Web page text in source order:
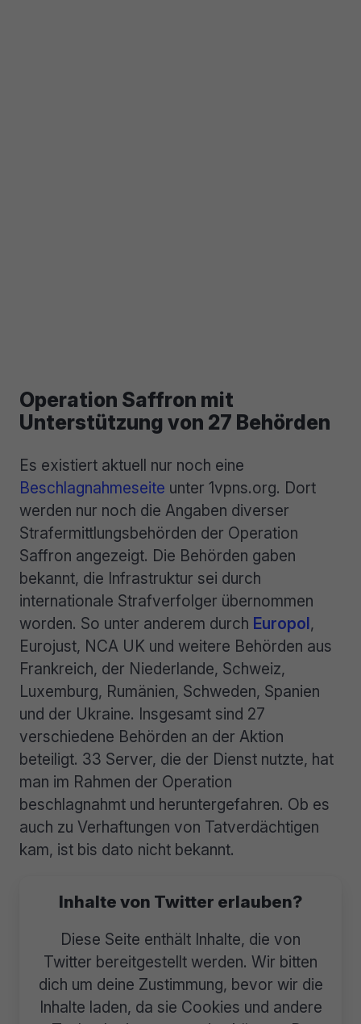
Operation Saffron mit
Unterstützung von 27 Behörden
Es existiert aktuell nur noch eine
Beschlagnahmeseite unter 1vpns.org. Dort
werden nur noch die Angaben diverser
Strafermittlungsbehörden der Operation
Saffron angezeigt. Die Behörden gaben
bekannt, die Infrastruktur sei durch
internationale Strafverfolger übernommen
worden. So unter anderem durch Europol,
Eurojust, NCA UK und weitere Behörden aus
Frankreich, der Niederlande, Schweiz,
Luxemburg, Rumänien, Schweden, Spanien
und der Ukraine. Insgesamt sind 27
verschiedene Behörden an der Aktion
beteiligt. 33 Server, die der Dienst nutzte, hat
man im Rahmen der Operation
beschlagnahmt und heruntergefahren. Ob es
auch zu Verhaftungen von Tatverdächtigen
kam, ist bis dato nicht bekannt.
Inhalte von Twitter erlauben?
Diese Seite enthält Inhalte, die von
Twitter bereitgestellt werden. Wir bitten
dich um deine Zustimmung, bevor wir die
Inhalte laden, da sie Cookies und andere